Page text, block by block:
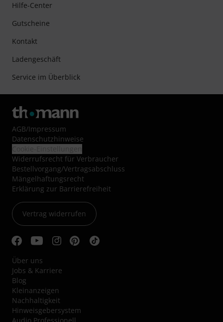
Hilfe-Center
Gutscheine
Kontakt
Ladengeschäft
Service im Überblick
AGB/Impressum
Datenschutzhinweise
Widerrufsrecht für Verbraucher
Bestellvorgang/Vertragsabschluss
Mängelhaftungsrecht
Erklärung zur Barrierefreiheit
Vertrag widerrufen
Über uns
Jobs & Karriere
Blog
Kleinanzeigen
Nachhaltigkeit
Hinweisgebersystem